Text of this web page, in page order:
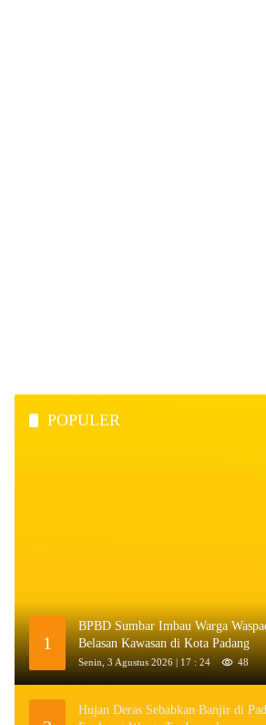
POPULER
1
BPBD Sumbar Imbau Warga
Belasan Kawasan di Kota Padang
Senin, 3 Agustus 2026 | 17 : 24 48
Hujan Deras Sebabkan Banjir di